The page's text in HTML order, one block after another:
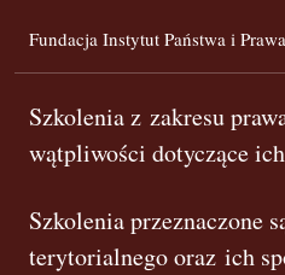
Fundacja Instytut Państwa i Prawa
Szkolenia z zakresu
wątpliwości dotyczące
Szkolenia przeznaczone
terytorialnego oraz ich